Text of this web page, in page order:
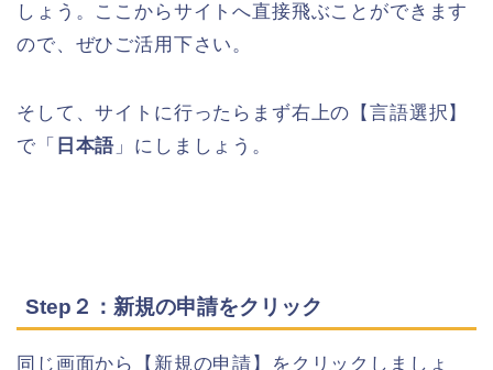
しょう。ここからサイトへ直接飛ぶことができます
ので、ぜひご活用下さい。
そして、サイトに行ったらまず右上の【言語選択】
で「 日本語 」にしましょう。
Step２：新規の申請をクリック
同じ画面から【新規の申請】をクリックしましょ